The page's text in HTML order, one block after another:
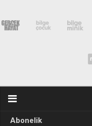
Abonelik